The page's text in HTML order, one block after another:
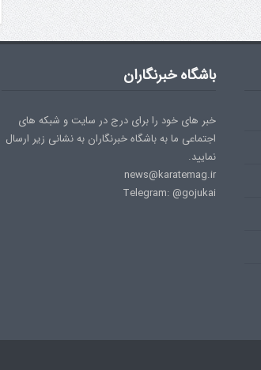
باشگاه خبرنگاران
خبر های خود را برای درج در سایت و شبکه های
اجتماعی ما به باشگاه خبرنگاران به نشانی زیر ارسال
نمایید.
news@karatemag.ir
Telegram: @gojukai